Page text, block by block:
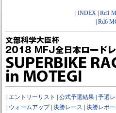
INDEX| Rd1
Rd6
エントリーリスト 公式予選結果 予選
ウォームアップ| 決勝レース 決勝レポ